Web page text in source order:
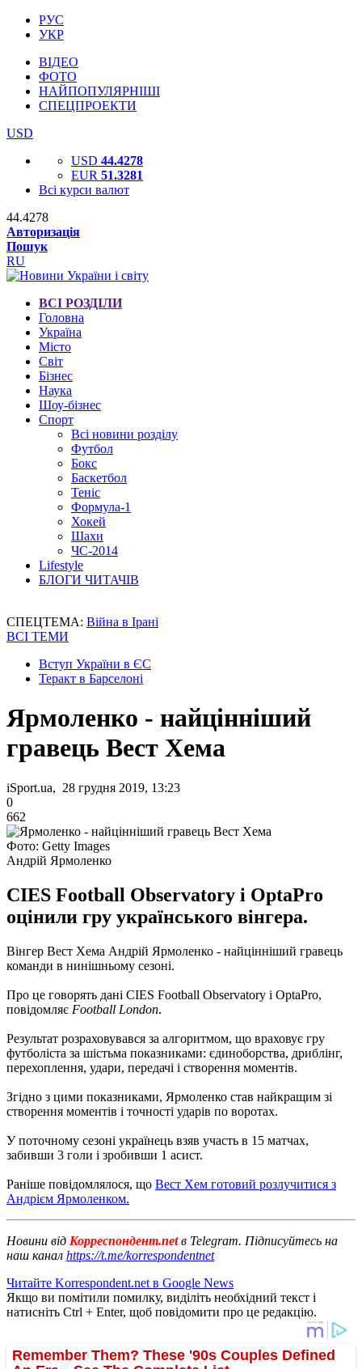
РУС
УКР
ВІДЕО
ФОТО
НАЙПОПУЛЯРНІШІ
СПЕЦПРОЕКТИ
USD
USD 44.4278
EUR 51.3281
Всі курси валют
44.4278
Авторизація
Пошук
RU
ВСІ РОЗДІЛИ
Головна
Україна
Місто
Світ
Бізнес
Наука
Шоу-бізнес
Спорт
Всі новини розділу
Футбол
Бокс
Баскетбол
Теніс
Формула-1
Хокей
Шахи
ЧС-2014
Lifestyle
БЛОГИ ЧИТАЧІВ
СПЕЦТЕМА: Війна в Ірані
ВСІ ТЕМИ
Вступ України в ЄС
Теракт в Барселоні
Ярмоленко - найцінніший
гравець Вест Хема
iSport.ua, 28 грудня 2019, 13:23
0
662
Фото: Getty Images
Андрій Ярмоленко
CIES Football Observatory і OptaPro
оцінили гру українського вінгера.
Вінгер Вест Хема Андрій Ярмоленко - найцінніший гравець
команди в нинішньому сезоні.
Про це говорять дані CIES Football Observatory і OptaPro,
повідомляє Football London.
Результат розраховувався за алгоритмом, що враховує гру
футболіста за шістьма показниками: єдиноборства, дриблінг,
перехоплення, удари, передачі і створення моментів.
Згідно з цими показниками, Ярмоленко став найкращим зі
створення моментів і точності ударів по воротах.
У поточному сезоні українець взяв участь в 15 матчах,
забивши 3 голи і зробивши 1 асист.
Раніше повідомлялося, що Вест Хем готовий розлучитися з
Андрієм Ярмоленком.
Новини від Корреспондент.netв Telegram. Підписуйтесь на
наш канал https://t.me/korrespondentnet
Читайте Korrespondent.net в Google News
Якщо ви помітили помилку, виділіть необхідний текст і
натисніть Ctrl + Enter, щоб повідомити про це редакцію.